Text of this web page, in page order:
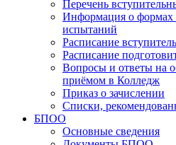
Перечень
Информация о формах
испытаний
Расписание
Расписание
Вопросы и ответы на
приёмом в Колледж
Приказ о зачислении
Списки,
БПОО
Основные сведения